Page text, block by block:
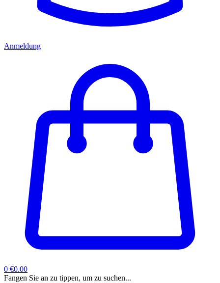
Anmeldung
0 €0.00
Fangen Sie an zu tippen, um zu suchen...